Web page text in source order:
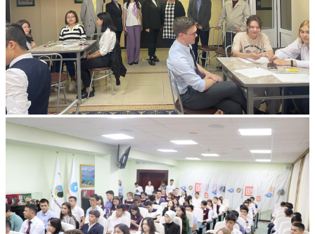
122
Подробнее ...
Все мероприятия
Фотогалерея